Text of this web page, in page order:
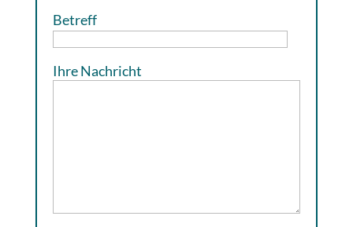
Betreff
Ihre Nachricht